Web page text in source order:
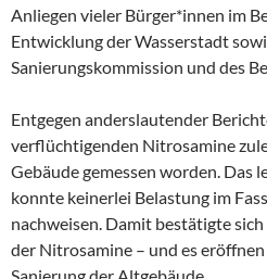
Anliegen vieler Bürger*innen im
Entwicklung der Wasserstadt
Sanierungskommission und des
Entgegen anderslautender
verflüchtigenden Nitrosamine
Gebäude gemessen worden. Das
konnte keinerlei Belastung im
nachweisen. Damit bestätigte
der Nitrosamine – und es
Sanierung der Altgebäude.